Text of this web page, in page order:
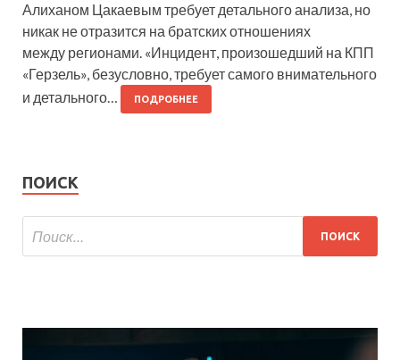
Алиханом Цакаевым требует детального анализа, но
никак не отразится на братских отношениях
между регионами. «Инцидент, произошедший на КПП
«Герзель», безусловно, требует самого внимательного
и детального…
ПОДРОБНЕЕ
ПОИСК